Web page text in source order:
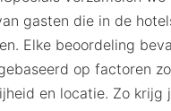
gasten die in de
Elke beoordeling
op factoren
en locatie. Zo krijg